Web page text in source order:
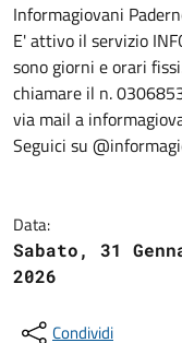
Informagiovani
E' attivo il servizio
sono giorni e orari
chiamare il n.
via mail a
Seguici su
Data:
Sabato, 31
2026
Condividi